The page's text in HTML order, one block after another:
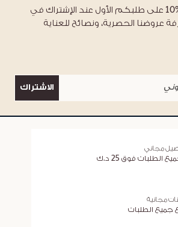
احصلوا على خصم %10 على طلبكم الأول عند الإشتراك في
عروضنا الحصرية، ونصائح للعناية
الاشتراك
مجاني
الطلبات فوق 25 د.ك
مجانية
جميع الطلبات